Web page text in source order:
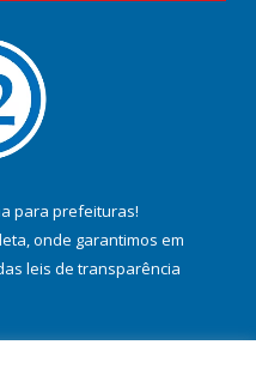
para prefeituras!
onde garantimos em
leis de transparência